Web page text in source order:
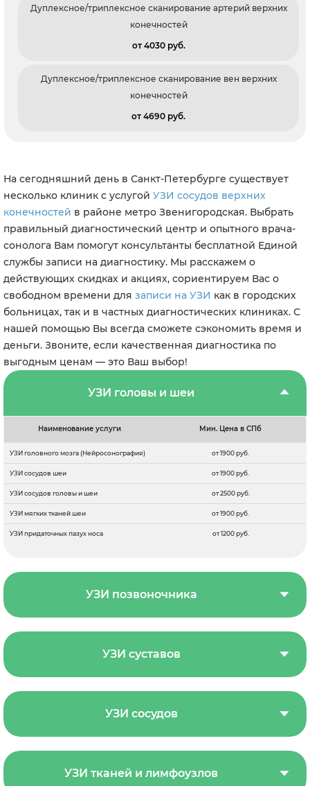
Дуплексное/триплексное сканирование артерий верхних
конечностей
от 4030 pуб.
Дуплексное/триплексное сканирование вен верхних
конечностей
от 4690 pуб.
На сегодняшний день в Санкт-Петербурге существует
несколько клиник с услугой УЗИ сосудов верхних
конечностей в районе метро Звенигородская. Выбрать
правильный диагностический центр и опытного врача-
сонолога Вам помогут консультанты бесплатной Единой
службы записи на диагностику. Мы расскажем о
действующих скидках и акциях, сориентируем Вас о
свободном времени для записи на УЗИ как в городских
больницах, так и в частных диагностических клиниках. С
нашей помощью Вы всегда сможете сэкономить время и
деньги. Звоните, если качественная диагностика по
выгодным ценам — это Ваш выбор!
УЗИ головы и шеи
Наименование услуги Мин. Цена в СПб
УЗИ головного мозга (Нейросонография) от 1900 руб.
УЗИ сосудов шеи от 1900 руб.
УЗИ сосудов головы и шеи от 2500 руб.
УЗИ мягких тканей шеи от 1900 руб.
УЗИ придаточных пазух носа от 1200 руб.
УЗИ позвоночника
УЗИ суставов
УЗИ сосудов
УЗИ тканей и лимфоузлов